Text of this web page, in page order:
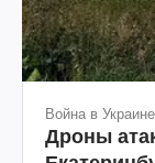
Война в Украине
Дроны